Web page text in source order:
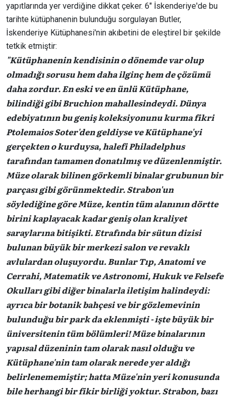
yapıtlarında yer verdiğine dikkat çeker. 6″ İskenderiye'de bu
tarihte kütüphanenin bulunduğu sorgulayan Butler,
İskenderiye Kütüphanesi'nin akıbetini de eleştirel bir şekilde
tetkik etmiştir:
"Kütüphanenin kendisinin o dönemde var olup
olmadığı sorusu hem daha ilginç hem de çözümü
daha zordur. En eski ve en ünlü Kütüphane,
bilindiği gibi Bruchion mahallesindeydi. Dünya
edebiyatının bu geniş koleksiyonunu kurma fikri
Ptolemaios Soter'den geldiyse ve Kütüphane'yi
gerçekten o kurduysa, halefi Philadelphus
tarafından tamamen donatılmış ve düzenlenmiştir.
Müze olarak bilinen görkemli binalar grubunun bir
parçası gibi görünmektedir. Strabon'un
söylediğine göre Müze, kentin tüm alanının dörtte
birini kaplayacak kadar geniş olan kraliyet
saraylarına bitişikti. Etrafında bir sütun dizisi
bulunan büyük bir merkezi salon ve revaklı
avlulardan oluşuyordu. Bunlar Tıp, Anatomi ve
Cerrahi, Matematik ve Astronomi, Hukuk ve Felsefe
Okulları gibi diğer binalarla iletişim halindeydi:
ayrıca bir botanik bahçesi ve bir gözlemevinin
bulunduğu bir park da eklenmişti - işte büyük bir
üniversitenin tüm bölümleri! Müze binalarının
yapısal düzeninin tam olarak nasıl olduğu ve
Kütüphane'nin tam olarak nerede yer aldığı
belirlenememiştir; hatta Müze'nin yeri konusunda
bile herhangi bir fikir birliği yoktur. Strabon, bazı